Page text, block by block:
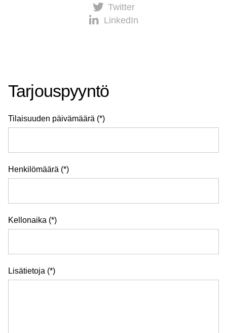
Twitter
LinkedIn
Tarjouspyyntö
Tilaisuuden päivämäärä
Henkilömäärä
Kellonaika
Lisätietoja